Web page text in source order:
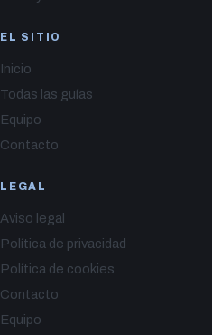
EL SITIO
Inicio
Todas las guías
Equipo
Contacto
LEGAL
Aviso legal
Política de privacidad
Política de cookies
Contacto
Equipo